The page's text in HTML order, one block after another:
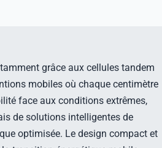
grâce aux cellules tandem
mobiles où chaque centimètre
face aux conditions extrêmes,
de solutions intelligentes de
optimisée. Le design compact et